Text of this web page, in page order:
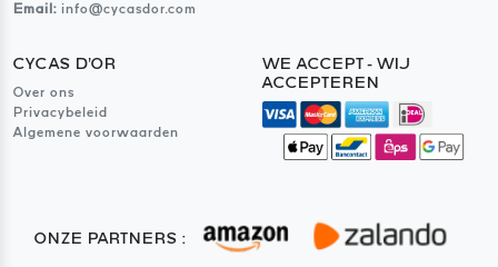
Email: info@cycasdor.com
CYCAS D'OR
Over ons
Privacybeleid
Algemene voorwaarden
WE ACCEPT - WIJ
ACCEPTEREN
ONZE PARTNERS :